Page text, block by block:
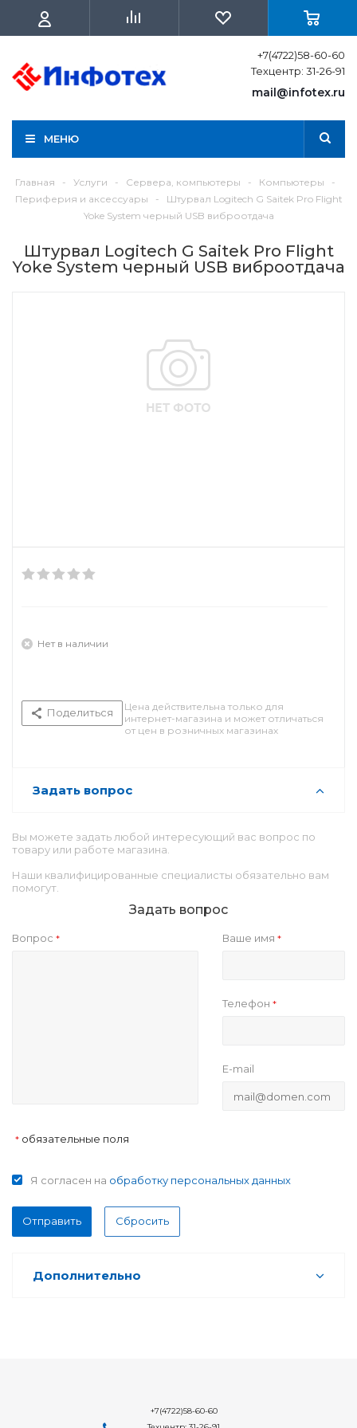
+7(4722)58-60-60
Техцентр: 31-26-91
mail@infotex.ru
МЕНЮ
Главная - Услуги - Сервера, компьютеры - Компьютеры
-
Периферия и аксессуары
-
Штурвал Logitech G Saitek Pro Flight
Yoke System черный USB виброотдача
Штурвал Logitech G Saitek Pro Flight
Yoke System черный USB виброотдача
Нет в наличии
Поделиться
Цена действительна только для
интернет-магазина и может отличаться
от цен в розничных магазинах
Задать вопрос
Вы можете задать любой интересующий вас вопрос по
товару или работе магазина.
Наши квалифицированные специалисты обязательно вам
помогут.
Задать вопрос
Вопрос * Ваше имя*
Телефон*
E-mail
* обязательные поля
Я согласен на обработку персональных данных
Отправить Сбросить
Дополнительно
+7(4722)58-60-60